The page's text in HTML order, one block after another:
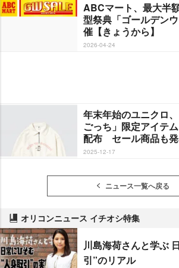
ABCマート、最大半
型祭典「ゴールデン
催【きょうから】
2026-04-24
年末年始のユニクロ
ごっち」限定アイテ
配布 セール商品も発
2025-12-17
ニュース一覧へ戻る
オリコンニュース イチオシ特集
川島海荷さんと学ぶ
引”のリアル